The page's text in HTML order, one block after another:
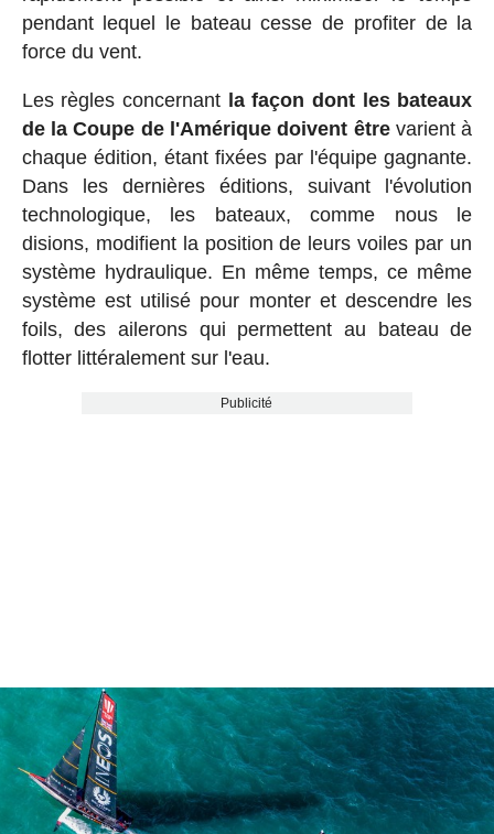
pendant lequel le bateau cesse de profiter de la
force du vent.
Les règles concernant la façon dont les bateaux
de la Coupe de l'Amérique doivent êtrevarient à
chaque édition, étant fixées par l'équipe gagnante.
Dans les dernières éditions, suivant l'évolution
technologique, les bateaux, comme nous le
disions, modifient la position de leurs voiles par un
système hydraulique. En même temps, ce même
système est utilisé pour monter et descendre les
foils, des ailerons qui permettent au bateau de
flotter littéralement sur l'eau.
Publicité